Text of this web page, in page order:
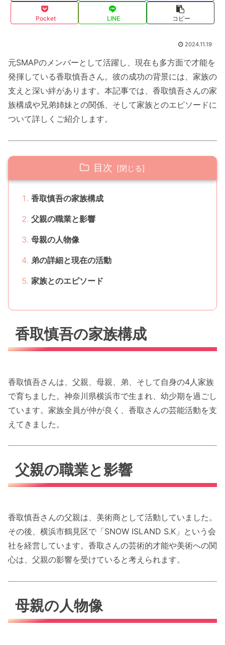
Pocket LINE コピー
2024.11.19
元SMAPのメンバーとして活躍し、現在も多方面で才能を
発揮している香取慎吾さん。彼の成功の背景には、家族の
支えと深い絆があります。本記事では、香取慎吾さんの家
族構成や兄弟姉妹との関係、そして家族とのエピソードに
ついて詳しくご紹介します。
目次
香取慎吾の家族構成
父親の職業と影響
母親の人物像
弟の詳細と現在の活動
家族とのエピソード
香取慎吾の家族構成
香取慎吾さんは、父親、母親、弟、そして自身の4人家族
で育ちました。神奈川県横浜市で生まれ、幼少期を過ごし
ています。家族全員が仲が良く、香取さんの芸能活動を支
えてきました。
父親の職業と影響
香取慎吾さんの父親は、美術商として活動していました。
その後、横浜市鶴見区で「SNOW ISLAND S.K」という会
社を経営しています。香取さんの芸術的才能や美術への関
心は、父親の影響を受けていると考えられます。
母親の人物像